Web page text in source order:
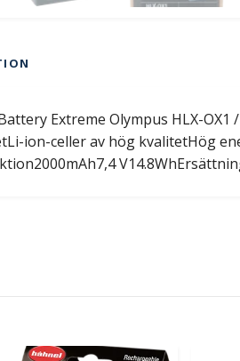
Extreme Olympus HLX-
ion-celler av hög kvalitetHög